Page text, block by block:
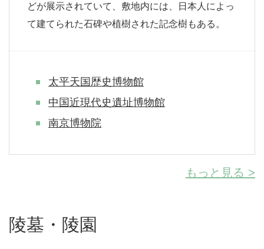
どが展示されていて、敷地内には、日本人によっ
て建てられた石碑や植樹された記念樹もある。
太平天国歴史博物館
中国近現代史遺址博物館
南京博物院
もっと見る >
陵墓・陵園